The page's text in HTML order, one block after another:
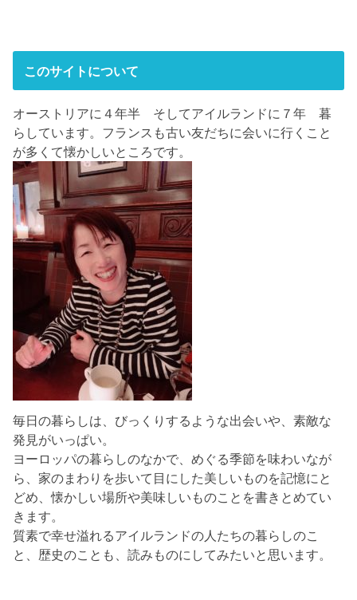
このサイトについて
オーストリアに４年半 そしてアイルランドに７年 暮
らしています。フランスも古い友だちに会いに行くこと
が多くて懐かしいところです。
毎日の暮らしは、びっくりするような出会いや、素敵な
発見がいっぱい。
ヨーロッパの暮らしのなかで、めぐる季節を味わいなが
ら、家のまわりを歩いて目にした美しいものを記憶にと
どめ、懐かしい場所や美味しいものことを書きとめてい
きます。
質素で幸せ溢れるアイルランドの人たちの暮らしのこ
と、歴史のことも、読みものにしてみたいと思います。